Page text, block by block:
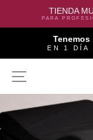
TIENDA
PARA
Tenemos
EN 1 DÍA
SITE